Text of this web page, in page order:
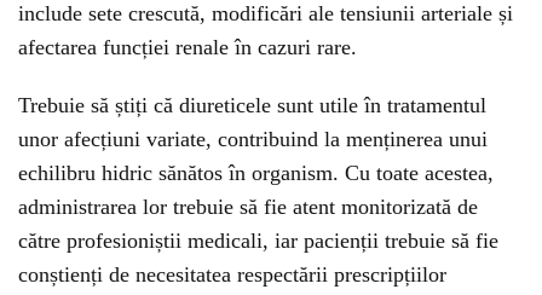
include sete crescută, modificări ale tensiunii arteriale și
afectarea funcției renale în cazuri rare.
Trebuie să știți că diureticele sunt utile în tratamentul
unor afecțiuni variate, contribuind la menținerea unui
echilibru hidric sănătos în organism. Cu toate acestea,
administrarea lor trebuie să fie atent monitorizată de
către profesioniștii medicali, iar pacienții trebuie să fie
conștienți de necesitatea respectării prescripțiilor